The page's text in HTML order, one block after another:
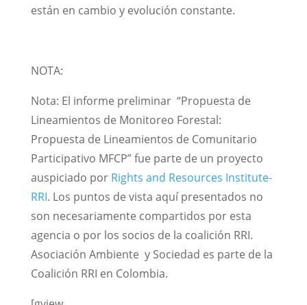
están en cambio y evolución constante.
NOTA:
Nota: El informe preliminar “Propuesta de
Lineamientos de Monitoreo Forestal:
Propuesta de Lineamientos de Comunitario
Participativo MFCP” fue parte de un proyecto
auspiciado porRights and Resources Institute-
RRI. Los puntos de vista aquí presentados no
son necesariamente compartidos por esta
agencia o por los socios de la coalición RRI.
Asociación Ambiente y Sociedad es parte de la
Coalición RRI en Colombia.